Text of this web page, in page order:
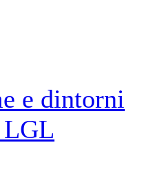
e dintorni